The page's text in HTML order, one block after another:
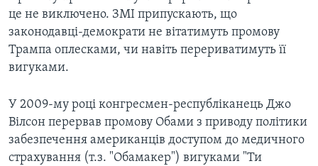
це не виключено. ЗМІ припускають, що
законодавці-демократи не вітатимуть промову
Трампа оплесками, чи навіть перериватимуть її
вигуками.
У 2009-му році конгресмен-республіканець Джо
Вілсон перервав промову Обами з приводу політики
забезпечення американців доступом до медичного
страхування (т.з. "Обамакер") вигуками "Ти